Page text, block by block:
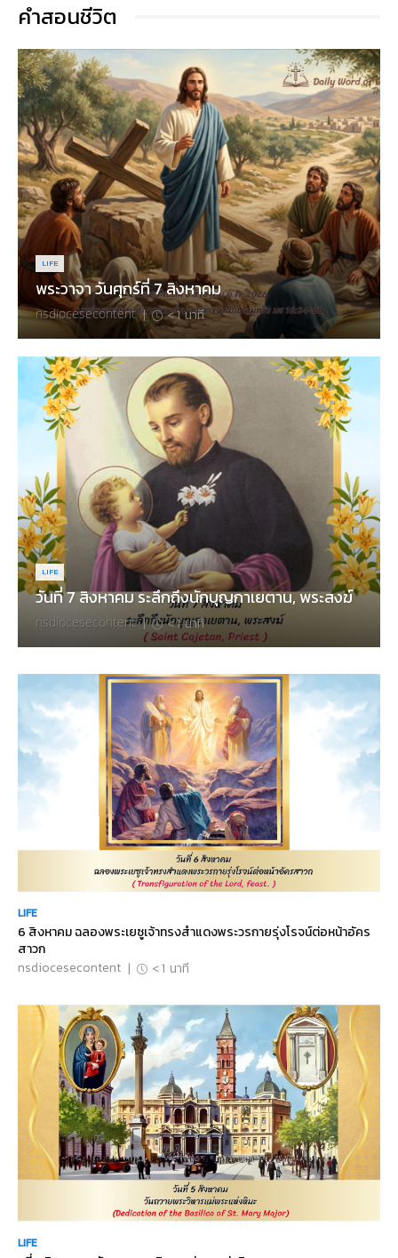
คำสอนชีวิต
LIFE
พระวาจา วันศุกร์ที่ 7 สิงหาคม
nsdiocesecontent | < 1 นาที
LIFE
วันที่ 7 สิงหาคม ระลึกถึงนักบุญกาเยตาน, พระสงฆ์
nsdiocesecontent | < 1 นาที
LIFE
6 สิงหาคม ฉลองพระเยซูเจ้าทรงสำแดงพระวรกายรุ่งโรจน์ต่อหน้าอัคร
สาวก
nsdiocesecontent | < 1 นาที
LIFE